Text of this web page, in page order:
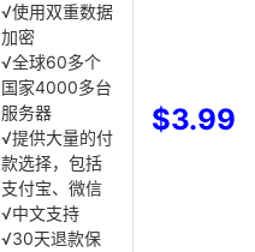
√使用双重数据
加密
√全球60多个
国家4000多台
服务器
√提供大量的付
款选择，包括
支付宝、微信
√中文支持
√30天退款保
$3.99